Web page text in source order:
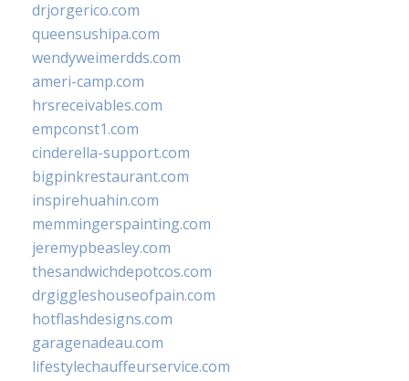
drjorgerico.com
queensushipa.com
wendyweimerdds.com
ameri-camp.com
hrsreceivables.com
empconst1.com
cinderella-support.com
bigpinkrestaurant.com
inspirehuahin.com
memmingerspainting.com
jeremypbeasley.com
thesandwichdepotcos.com
drgiggleshouseofpain.com
hotflashdesigns.com
garagenadeau.com
lifestylechauffeurservice.com